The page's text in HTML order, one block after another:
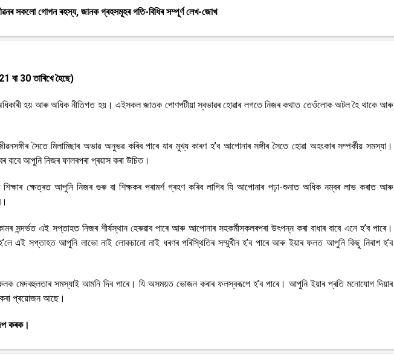
সকলো গোপন ৰহস্য, জানক গ্ৰহসমূহৰ গতি-বিধিৰ সম্পূৰ্ণ লেখ-জোখ
বা 30 তাৰিখে হৈছে)
হয় আৰু অধিক নীতিগত হয়। এইসকল জাতক পোণপটীয়া স্বভাৱৰ হোৱাৰ লগতে নিজৰ কথাত তেওঁলোক অটল হৈ থাকে আৰু
সৈতে মিলামিছাৰ অভাৱ অনুভৱ কৰিব পাৰে যাৰ মুখ্য কাৰণ হ’ব আপোনাৰ সঙ্গীৰ সৈতে হোৱা অহংকাৰ সম্পৰ্কীয় সমস্যা।
বাবে আপুনি নিজৰ ফালৰপৰা প্ৰয়াস কৰা উচিত।
ক্ষেত্ৰত আপুনি নিজৰ গুৰু বা শিক্ষকৰ পৰামৰ্শ গ্ৰহণ কৰিব লাগিব যি আপোনাৰ পঢ়া-শুনাত অধিক নম্বৰ লাভ কৰাত আৰু
সন্দৰ্ভত এই সপ্তাহত নিজৰ শীৰ্ষস্থান হেৰুৱাব পাৰে আৰু আপোনাৰ সহকৰ্মীসকলৰপৰা উৎপন্ন কৰা বাধাৰ বাবে এনে হ’ব পাৰে।
এই সপ্তাহত আপুনি লাভো নাই লোকচানো নাই ধৰণৰ পৰিস্থিতিৰ সম্মুখীন হ’ব পাৰে আৰু ইয়াৰ ফলত আপুনি কিছু নিৰাশ হ’ব
মেদবহুলতাৰ সমস্যাই আমনি দিব পাৰে। যি অসময়ত ভোজন কৰাৰ ফলস্বৰূপে হ’ব পাৰে। আপুনি ইয়াৰ প্ৰতি মনোযোগ দিয়াৰ
কৰা প্ৰয়োজন আছে।
কৰক।